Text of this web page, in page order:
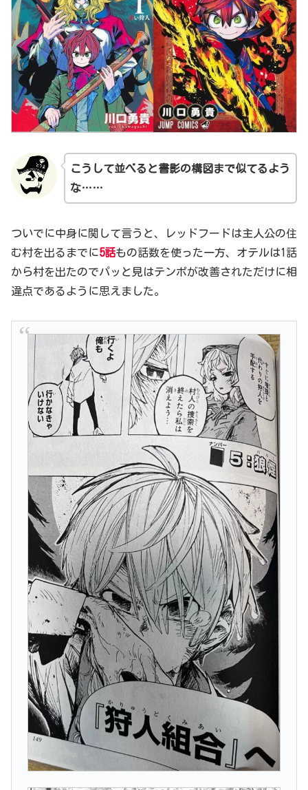
こうして並べると書影の構図まで似てるよう
な……
ついでに中身に関して言うと、レッドフードは主人公の住
む村を出るまでに5話もの話数を使った一方、オテルは1話
から村を出たのでパッと見はテンポが改善されただけに相
違点であるように思えました。